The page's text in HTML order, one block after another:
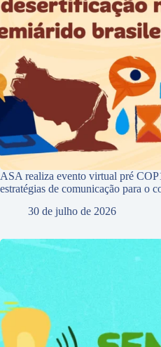
ASA realiza evento virtual pré
estratégias de comunicação para o
30 de julho de 2026